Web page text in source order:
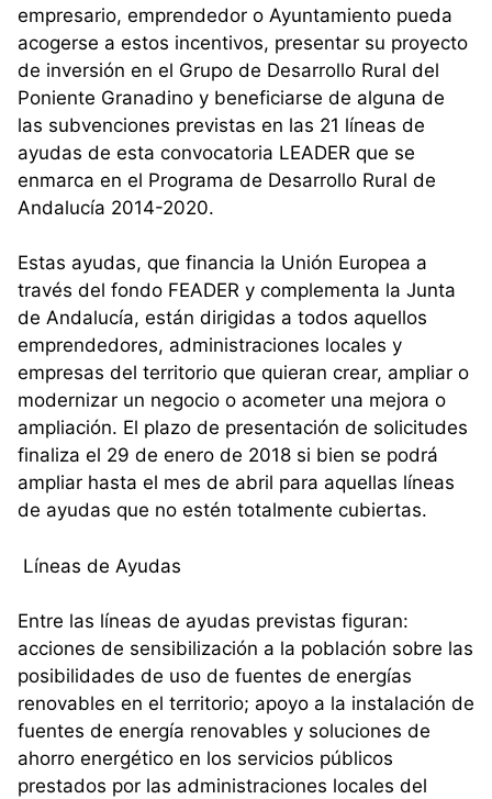
empresario, emprendedor o Ayuntamiento pueda
acogerse a estos incentivos, presentar su proyecto
de inversión en el Grupo de Desarrollo Rural del
Poniente Granadino y beneficiarse de alguna de
las subvenciones previstas en las 21 líneas de
ayudas de esta convocatoria LEADER que se
enmarca en el Programa de Desarrollo Rural de
Andalucía 2014-2020.
Estas ayudas, que financia la Unión Europea a
través del fondo FEADER y complementa la Junta
de Andalucía, están dirigidas a todos aquellos
emprendedores, administraciones locales y
empresas del territorio que quieran crear, ampliar o
modernizar un negocio o acometer una mejora o
ampliación. El plazo de presentación de solicitudes
finaliza el 29 de enero de 2018 si bien se podrá
ampliar hasta el mes de abril para aquellas líneas
de ayudas que no estén totalmente cubiertas.
Líneas de Ayudas
Entre las líneas de ayudas previstas figuran:
acciones de sensibilización a la población sobre las
posibilidades de uso de fuentes de energías
renovables en el territorio; apoyo a la instalación de
fuentes de energía renovables y soluciones de
ahorro energético en los servicios públicos
prestados por las administraciones locales del